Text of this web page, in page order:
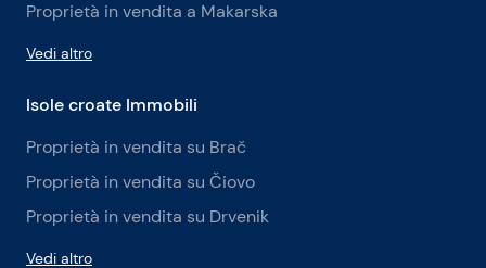
Proprietà in vendita a Makarska
Vedi altro
Isole croate Immobili
Proprietà in vendita su Brač
Proprietà in vendita su Čiovo
Proprietà in vendita su Drvenik
Vedi altro